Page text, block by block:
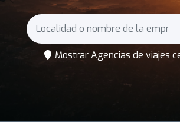
Mostrar Agencias de viajes